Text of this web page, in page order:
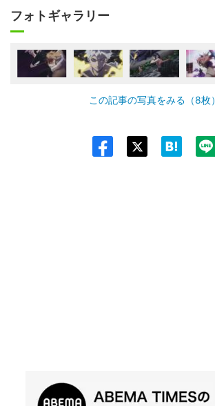
フォトギャラリー
この記事の写真をみる（8枚）